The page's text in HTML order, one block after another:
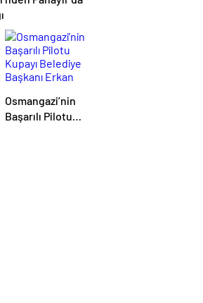
Osmangazi’nin
Başarılı Pilotu